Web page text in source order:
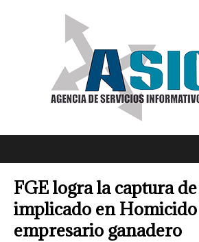
FGE logra la captura
implicado en
empresario ganadero